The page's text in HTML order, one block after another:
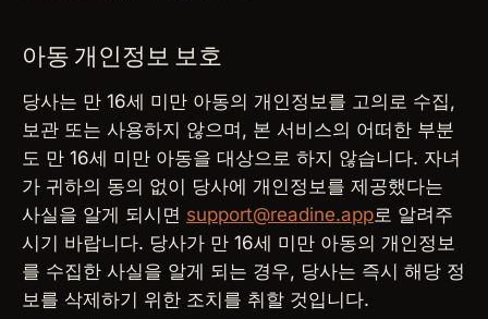
아동 개인정보 보호
당사는 만 16세 미만 아동의 개인정보를 고의로 수집,
보관 또는 사용하지 않으며, 본 서비스의 어떠한 부분
도 만 16세 미만 아동을 대상으로 하지 않습니다. 자녀
가 귀하의 동의 없이 당사에 개인정보를 제공했다는
사실을 알게 되시면 support@readine.app로 알려주
시기 바랍니다. 당사가 만 16세 미만 아동의 개인정보
를 수집한 사실을 알게 되는 경우, 당사는 즉시 해당 정
보를 삭제하기 위한 조치를 취할 것입니다.